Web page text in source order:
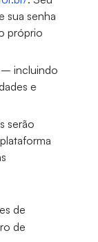
sua senha
próprio
– incluindo
e
serão
de
de